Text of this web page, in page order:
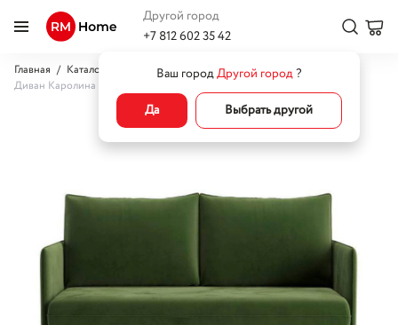
Другой город
+7 812 602 35 42
Ваш городДругой город?
Да Выбрать другой
Главная Каталог Диваны
Маленькие раскладные диваны
Диван Каролина мини